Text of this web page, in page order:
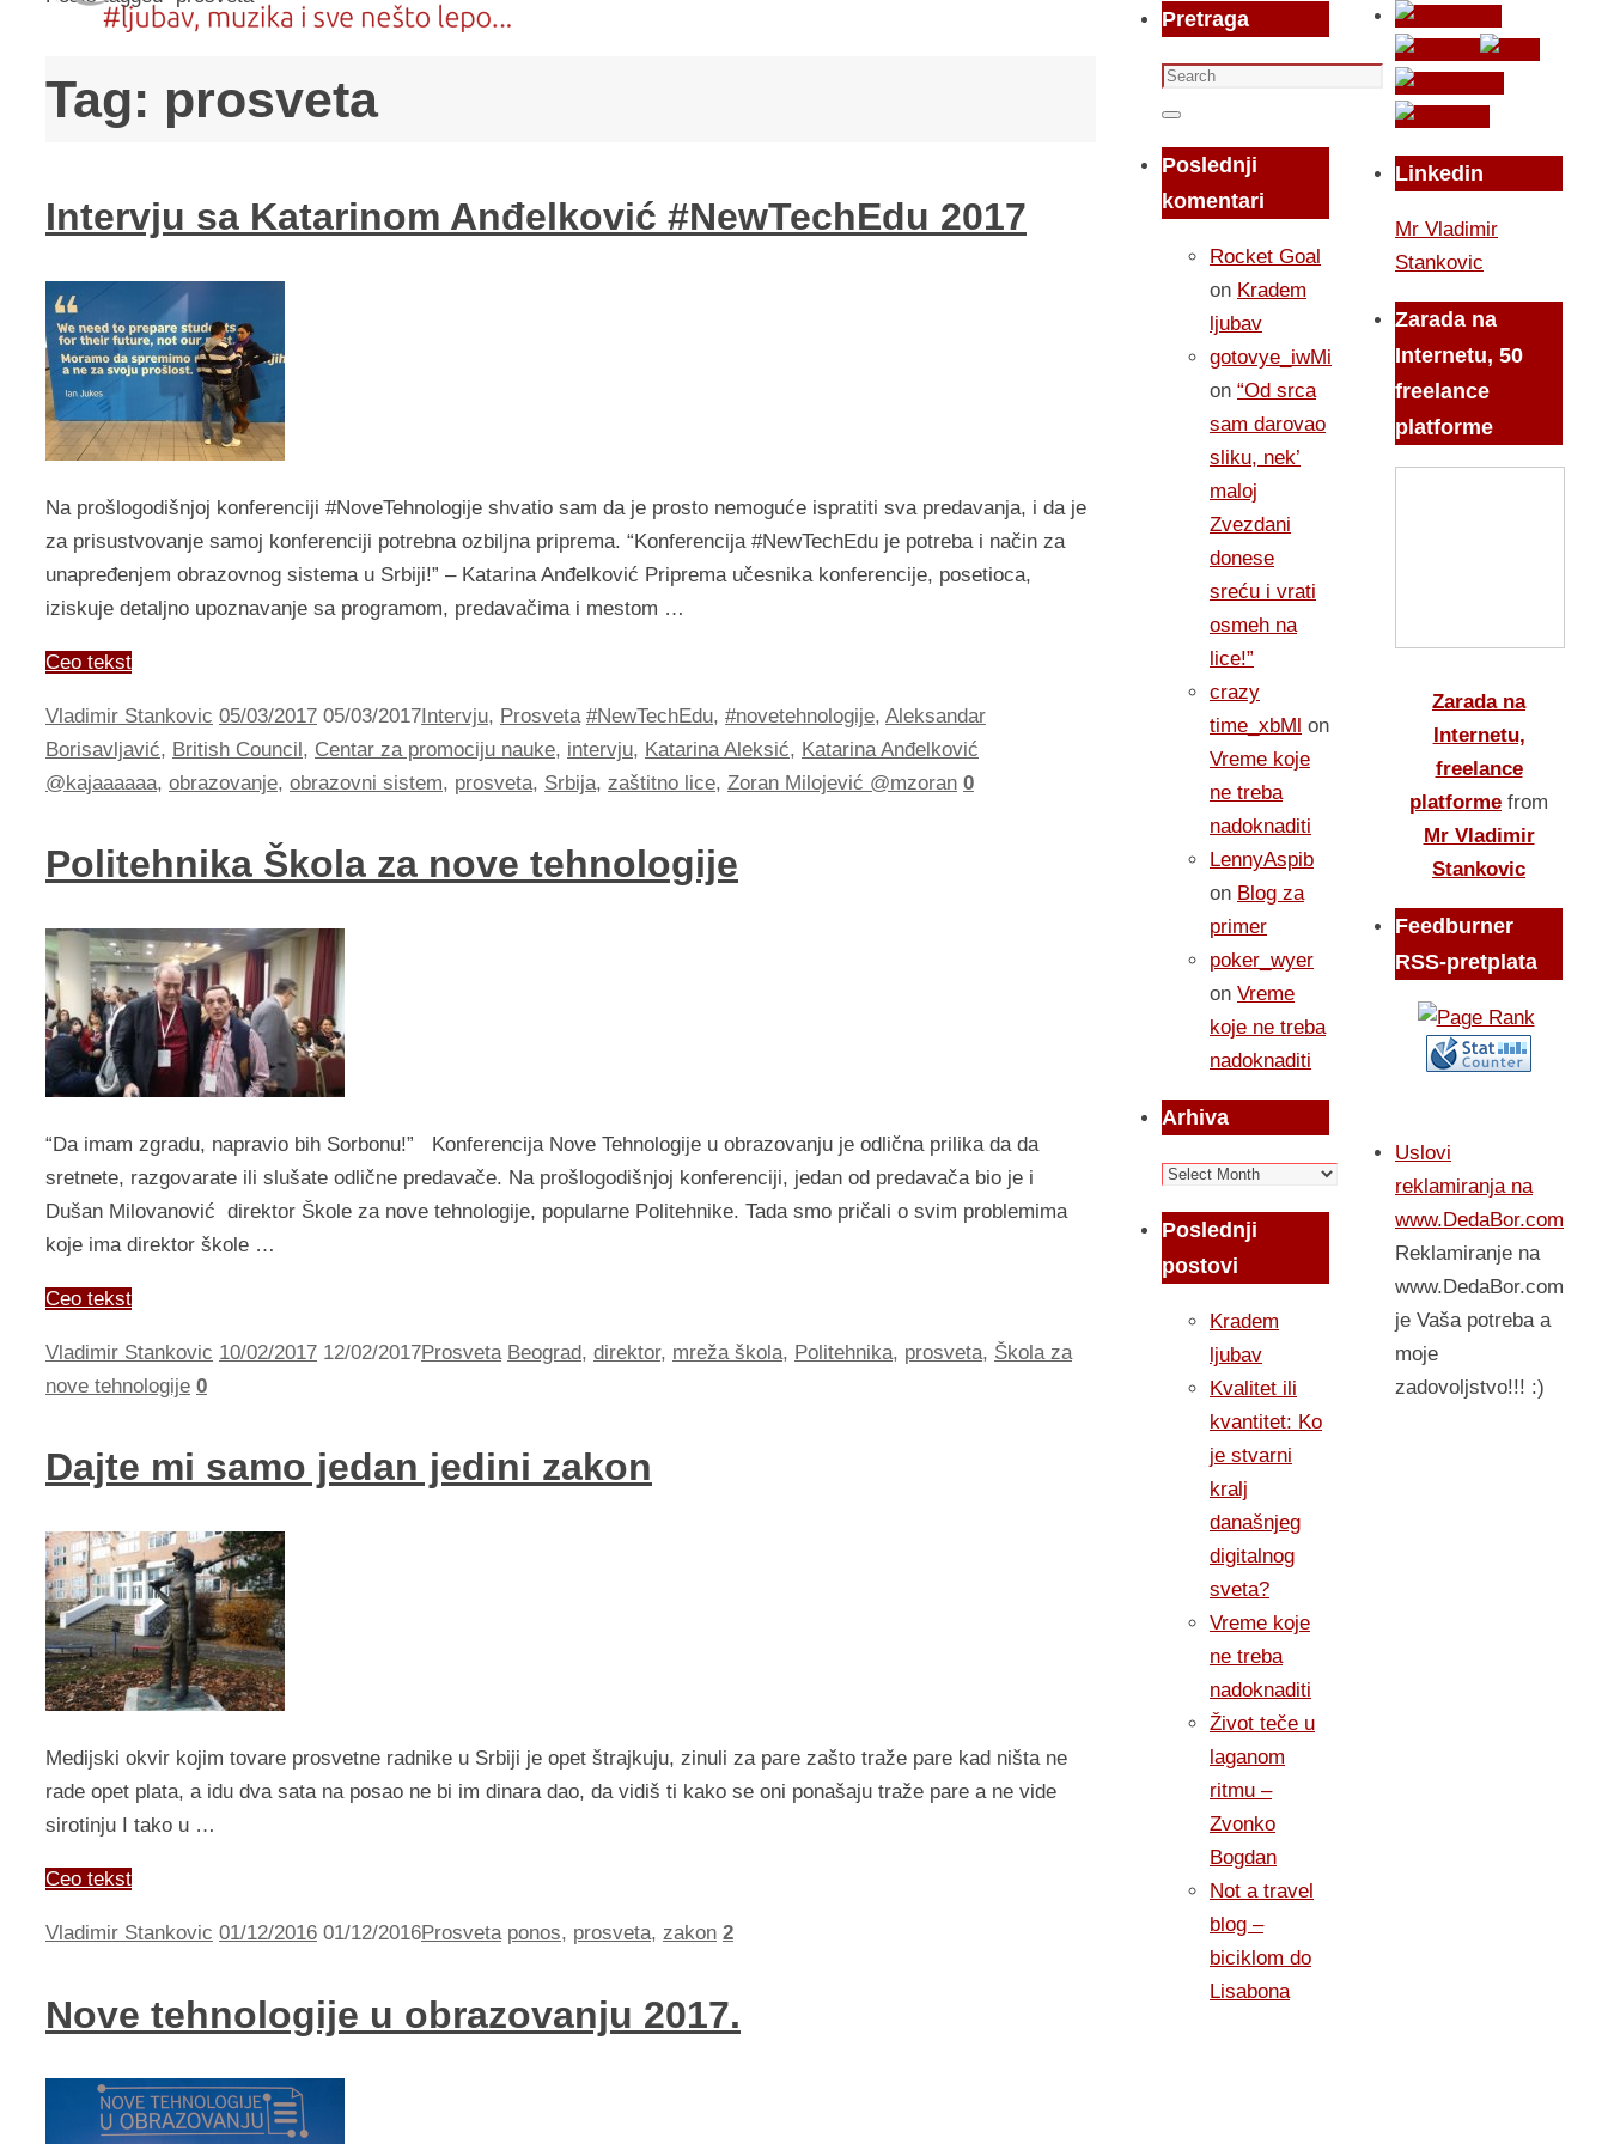
Tag: prosveta
Intervju sa Katarinom Anđelković #NewTechEdu 2017
Na prošlogodišnjoj konferenciji #NoveTehnologije shvatio sam da je prosto nemoguće ispratiti sva predavanja, i da je
za prisustvovanje samoj konferenciji potrebna ozbiljna priprema. “Konferencija #NewTechEdu je potreba i način za
unapređenjem obrazovnog sistema u Srbiji!” – Katarina Anđelković Priprema učesnika konferencije, posetioca,
iziskuje detaljno upoznavanje sa programom, predavačima i mestom …
Ceo tekst
Vladimir Stankovic 05/03/2017 05/03/2017Intervju, Prosveta #NewTechEdu, #novetehnologije, Aleksandar
Borisavljavić, British Council, Centar za promociju nauke, intervju, Katarina Aleksić, Katarina Anđelković
@kajaaaaaa, obrazovanje, obrazovni sistem, prosveta, Srbija, zaštitno lice, Zoran Milojević @mzoran 0
Politehnika Škola za nove tehnologije
“Da imam zgradu, napravio bih Sorbonu!” Konferencija Nove Tehnologije u obrazovanju je odlična prilika da da
sretnete, razgovarate ili slušate odlične predavače. Na prošlogodišnjoj konferenciji, jedan od predavača bio je i
Dušan Milovanović direktor Škole za nove tehnologije, popularne Politehnike. Tada smo pričali o svim problemima
koje ima direktor škole …
Ceo tekst
Vladimir Stankovic 10/02/2017 12/02/2017Prosveta Beograd, direktor, mreža škola, Politehnika, prosveta, Škola za
nove tehnologije 0
Dajte mi samo jedan jedini zakon
Medijski okvir kojim tovare prosvetne radnike u Srbiji je opet štrajkuju, zinuli za pare zašto traže pare kad ništa ne
rade opet plata, a idu dva sata na posao ne bi im dinara dao, da vidiš ti kako se oni ponašaju traže pare a ne vide
sirotinju I tako u …
Ceo tekst
Vladimir Stankovic 01/12/2016 01/12/2016Prosveta ponos, prosveta, zakon 2
Nove tehnologije u obrazovanju 2017.
Pretraga
Search
for:
Search
Poslednji
komentari
Rocket Goal
on Kradem
ljubav
gotovye_iwMi
on “Od srca
sam darovao
sliku, nek’
maloj
Zvezdani
donese
sreću i vrati
osmeh na
lice!”
crazy
time_xbMl on
Vreme koje
ne treba
nadoknaditi
LennyAspib
on Blog za
primer
poker_wyer
on Vreme
koje ne treba
nadoknaditi
Arhiva
Arhiva
Poslednji
postovi
Kradem
ljubav
Kvalitet ili
kvantitet: Ko
je stvarni
kralj
današnjeg
digitalnog
sveta?
Vreme koje
ne treba
nadoknaditi
Život teče u
laganom
ritmu –
Zvonko
Bogdan
Not a travel
blog –
biciklom do
Lisabona
Linkedin
Mr Vladimir
Stankovic
Zarada na
Internetu, 50
freelance
platforme
Zarada na
Internetu,
freelance
platforme from
Mr Vladimir
Stankovic
Feedburner
RSS-pretplata
Uslovi
reklamiranja na
www.DedaBor.com
Reklamiranje na
www.DedaBor.com
je Vaša potreba a
moje
zadovoljstvo!!! :)